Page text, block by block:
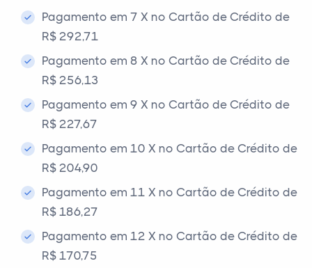
Pagamento em 7 X no Cartão de Crédito de
R$ 292,71
Pagamento em 8 X no Cartão de Crédito de
R$ 256,13
Pagamento em 9 X no Cartão de Crédito de
R$ 227,67
Pagamento em 10 X no Cartão de Crédito de
R$ 204,90
Pagamento em 11 X no Cartão de Crédito de
R$ 186,27
Pagamento em 12 X no Cartão de Crédito de
R$ 170,75